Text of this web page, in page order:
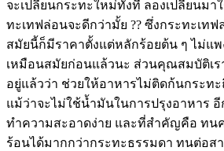
จะเปลี่ยนกระทะใหม่ทั้งที ลองเปลี่ยนมา
ทะเทฟล่อนจะดีกว่ามั้ย ?? ซึ่งกระทะเทฟ
สมัยนี้ก็มีราคาตั้งแต่หลักร้อยต้น ๆ ไม่แพ
เหมือนสมัยก่อนแล้วนะ ส่วนคุณสมบัติเร
อยู่แล้วว่า ช่วยให้อาหารไม่ติดก้นกระทะ
แม้ว่าจะไม่ใช้น้ำมันในการปรุงอาหาร อี
ทำความสะอาดง่าย และที่สำคัญคือ ทน
ร้อนได้มากกว่ากระทะธรรมดา ทนต่อส